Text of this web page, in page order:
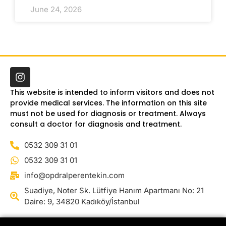
June 24, 2026
This website is intended to inform visitors and does not
provide medical services. The information on this site
must not be used for diagnosis or treatment. Always
consult a doctor for diagnosis and treatment.
0532 309 31 01
0532 309 31 01
info@opdralperentekin.com
Suadiye, Noter Sk. Lütfiye Hanım Apartmanı No: 21
Daire: 9, 34820 Kadıköy/İstanbul